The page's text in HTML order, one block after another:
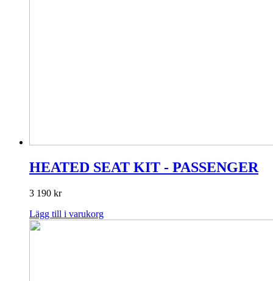
HEATED SEAT KIT - PASSENGER
3 190 kr
Lägg till i varukorg